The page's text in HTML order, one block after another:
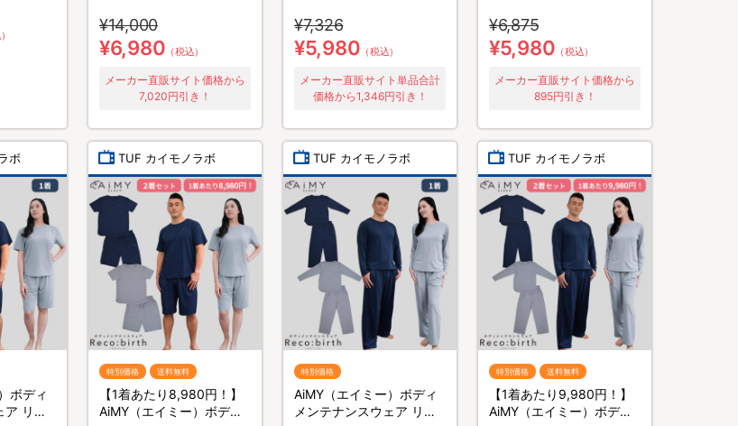
¥14,000
¥6,980 （税込）
メーカー直販サイト価格から
7,020円引き！
パクト
¥7,326
¥5,980 （税込）
メーカー直販サイト単品合計
価格から1,346円引き！
¥6,875
¥5,980 （税込）
メーカー直販サイト価格から
895円引き！
ボ
ボディ
ア リカ
TUF カイモノラボ
特別価格 送料無料
【1着あたり8,980円！】
AiMY（エイミー）ボディ
TUF カイモノラボ
特別価格
AiMY（エイミー）ボディ
メンテナンスウェア リカ
TUF カイモノラボ
特別価格 送料無料
【1着あたり9,980円！】
AiMY（エイミー）ボディ